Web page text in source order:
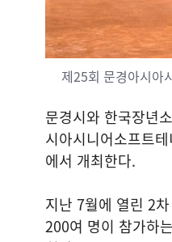
제25회 문경아시아
문경시와 한국장년
시아시니어소프트
에서 개최한다.
지난 7월에 열린 2
200여 명이 참가하